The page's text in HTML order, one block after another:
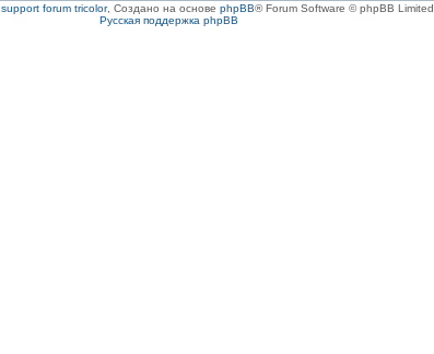
support forum tricolor, Создано на основе phpBB® Forum Software © phpBB Limited
Русская поддержка phpBB